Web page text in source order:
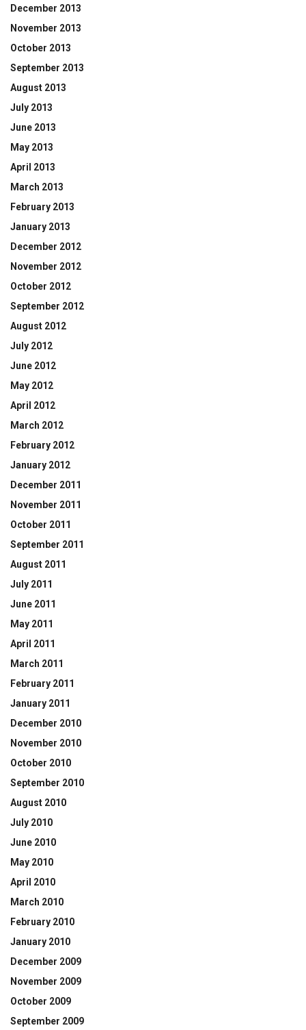
December 2013
November 2013
October 2013
September 2013
August 2013
July 2013
June 2013
May 2013
April 2013
March 2013
February 2013
January 2013
December 2012
November 2012
October 2012
September 2012
August 2012
July 2012
June 2012
May 2012
April 2012
March 2012
February 2012
January 2012
December 2011
November 2011
October 2011
September 2011
August 2011
July 2011
June 2011
May 2011
April 2011
March 2011
February 2011
January 2011
December 2010
November 2010
October 2010
September 2010
August 2010
July 2010
June 2010
May 2010
April 2010
March 2010
February 2010
January 2010
December 2009
November 2009
October 2009
September 2009